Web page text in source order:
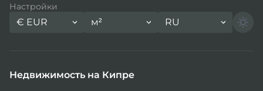
Настройки
€ EUR м² RU
Недвижимость на Кипре